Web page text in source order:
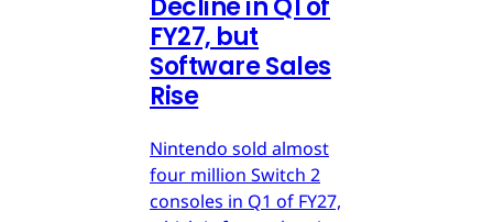
Decline in Q1 of
FY27, but
Software Sales
Rise
Nintendo sold almost
four million Switch 2
consoles in Q1 of FY27,